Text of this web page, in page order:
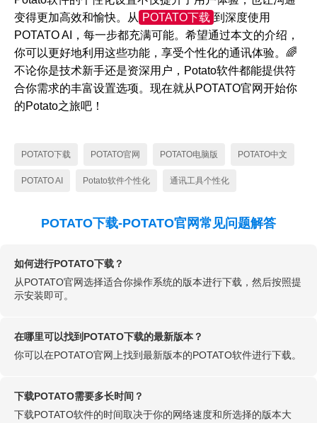
变得更加高效和愉快。从 POTATO下载 到深度使用
POTATO AI，每一步都充满可能。希望通过本文的介绍，
你可以更好地利用这些功能，享受个性化的通讯体验。🌈
不论你是技术新手还是资深用户，Potato软件都能提供符
合你需求的丰富设置选项。现在就从POTATO官网开始你
的Potato之旅吧！
POTATO下载 POTATO官网 POTATO电脑版 POTATO中文
POTATO AI Potato软件个性化 通讯工具个性化
POTATO下载-POTATO官网常见问题解答
如何进行POTATO下载？
从POTATO官网选择适合你操作系统的版本进行下载，然后按照提
示安装即可。
在哪里可以找到POTATO下载的最新版本？
你可以在POTATO官网上找到最新版本的POTATO软件进行下载。
下载POTATO需要多长时间？
下载POTATO软件的时间取决于你的网络速度和所选择的版本大